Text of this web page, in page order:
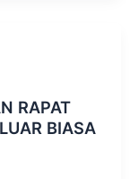
RAPAT
BIASA